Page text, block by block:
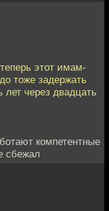
этот имам-
тоже задержать
лет через двадцать
компетентные
сбежал